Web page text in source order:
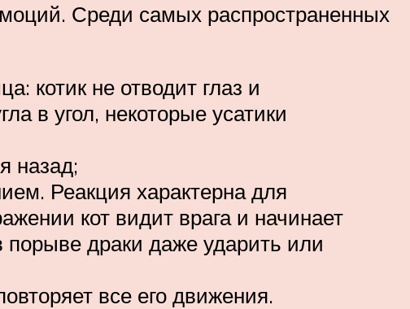
Среди самых распространенных
котик не отводит глаз и
в угол, некоторые усатики
назад;
Реакция характерна для
кот видит врага и начинает
драки даже ударить или
все его движения.